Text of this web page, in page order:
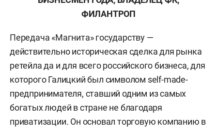
ФИЛАНТРОП
Передача «Магнита» государству —
действительно историческая сделка для рынка
ретейла да и для всего российского бизнеса, для
которого Галицкий был символом self-made-
предпринимателя, ставший одним из самых
богатых людей в стране не благодаря
приватизации. Он основал торговую компанию в